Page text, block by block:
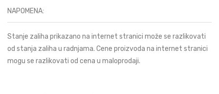
NAPOMENA:
Stanje zaliha prikazano na internet stranici može se razlikovati
od stanja zaliha u radnjama. Cene proizvoda na internet stranici
mogu se razlikovati od cena u maloprodaji.